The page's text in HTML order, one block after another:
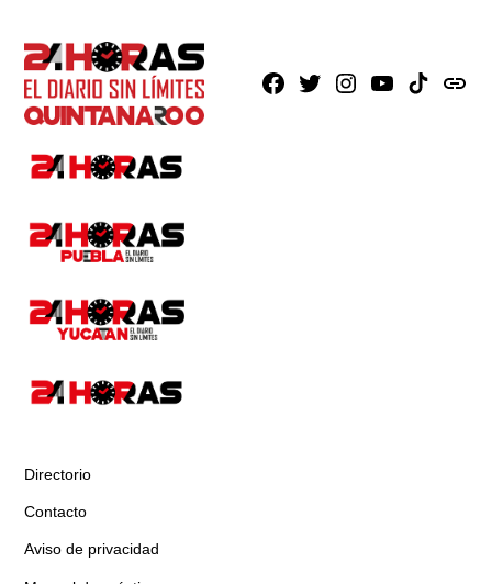
Facebook
X Instagram
YoutubeTikTokissuu
Directorio
Contacto
Aviso de privacidad